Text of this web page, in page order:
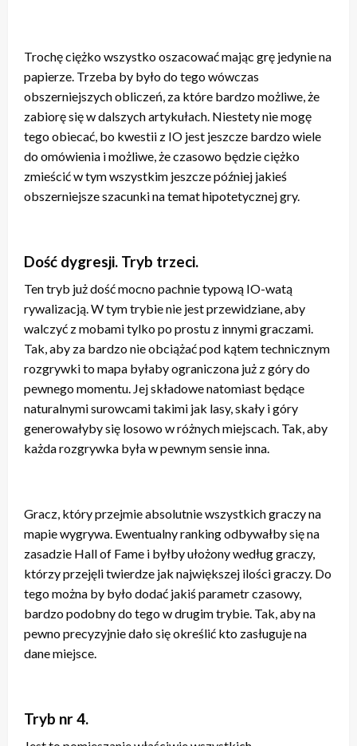
Trochę ciężko wszystko oszacować mając grę jedynie na
papierze. Trzeba by było do tego wówczas
obszerniejszych obliczeń, za które bardzo możliwe, że
zabiorę się w dalszych artykułach. Niestety nie mogę
tego obiecać, bo kwestii z IO jest jeszcze bardzo wiele
do omówienia i możliwe, że czasowo będzie ciężko
zmieścić w tym wszystkim jeszcze później jakieś
obszerniejsze szacunki na temat hipotetycznej gry.
Dość dygresji. Tryb trzeci.
Ten tryb już dość mocno pachnie typową IO-watą
rywalizacją. W tym trybie nie jest przewidziane, aby
walczyć z mobami tylko po prostu z innymi graczami.
Tak, aby za bardzo nie obciążać pod kątem technicznym
rozgrywki to mapa byłaby ograniczona już z góry do
pewnego momentu. Jej składowe natomiast będące
naturalnymi surowcami takimi jak lasy, skały i góry
generowałyby się losowo w różnych miejscach. Tak, aby
każda rozgrywka była w pewnym sensie inna.
Gracz, który przejmie absolutnie wszystkich graczy na
mapie wygrywa. Ewentualny ranking odbywałby się na
zasadzie Hall of Fame i byłby ułożony według graczy,
którzy przejęli twierdze jak największej ilości graczy. Do
tego można by było dodać jakiś parametr czasowy,
bardzo podobny do tego w drugim trybie. Tak, aby na
pewno precyzyjnie dało się określić kto zasługuje na
dane miejsce.
Tryb nr 4.